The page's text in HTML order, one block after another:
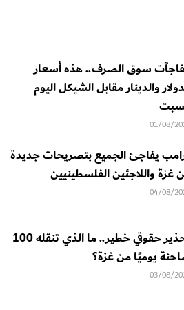
سوق الصرف.. هذه أسعار
والدينار مقابل الشيكل اليوم
01/08/
يفاجئ الجميع بتصريحات جديدة
غزة واللاجئين الفلسطينيين
04/08/
تحذير حقوقي خطير.. ما الذي تنقله 100
يوميًا من غزة؟
03/08/